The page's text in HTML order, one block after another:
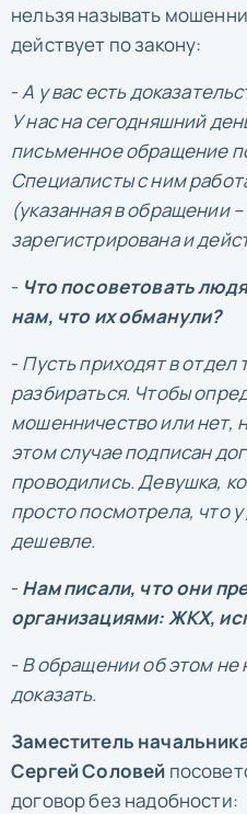
нельзя называть
действует по закону:
-А у вас есть
У нас на сегодняшний
письменное обращение
Специалисты с ним
(указанная в обращении
зарегистрирована и
- Что посоветовать
нам, что их обманули?
- Пусть приходят в отдел
разбираться. Чтобы
мошенничество или нет,
этом случае подписан
проводились. Девушка,
просто посмотрела, что
дешевле.
- Нам писали, что они
организациями: ЖКХ,
- В обращении об этом
доказать.
Заместитель
Сергей Соловей
договор без надобности: